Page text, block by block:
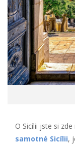
O Sicílii jste si
samotné Sicílii,